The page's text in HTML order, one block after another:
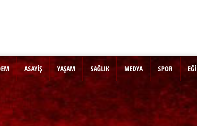
ASAYİŞ YAŞAM SAĞLIK MEDYA SPOR